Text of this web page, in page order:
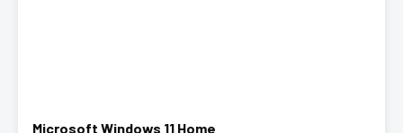
Microsoft Windows 11 Home